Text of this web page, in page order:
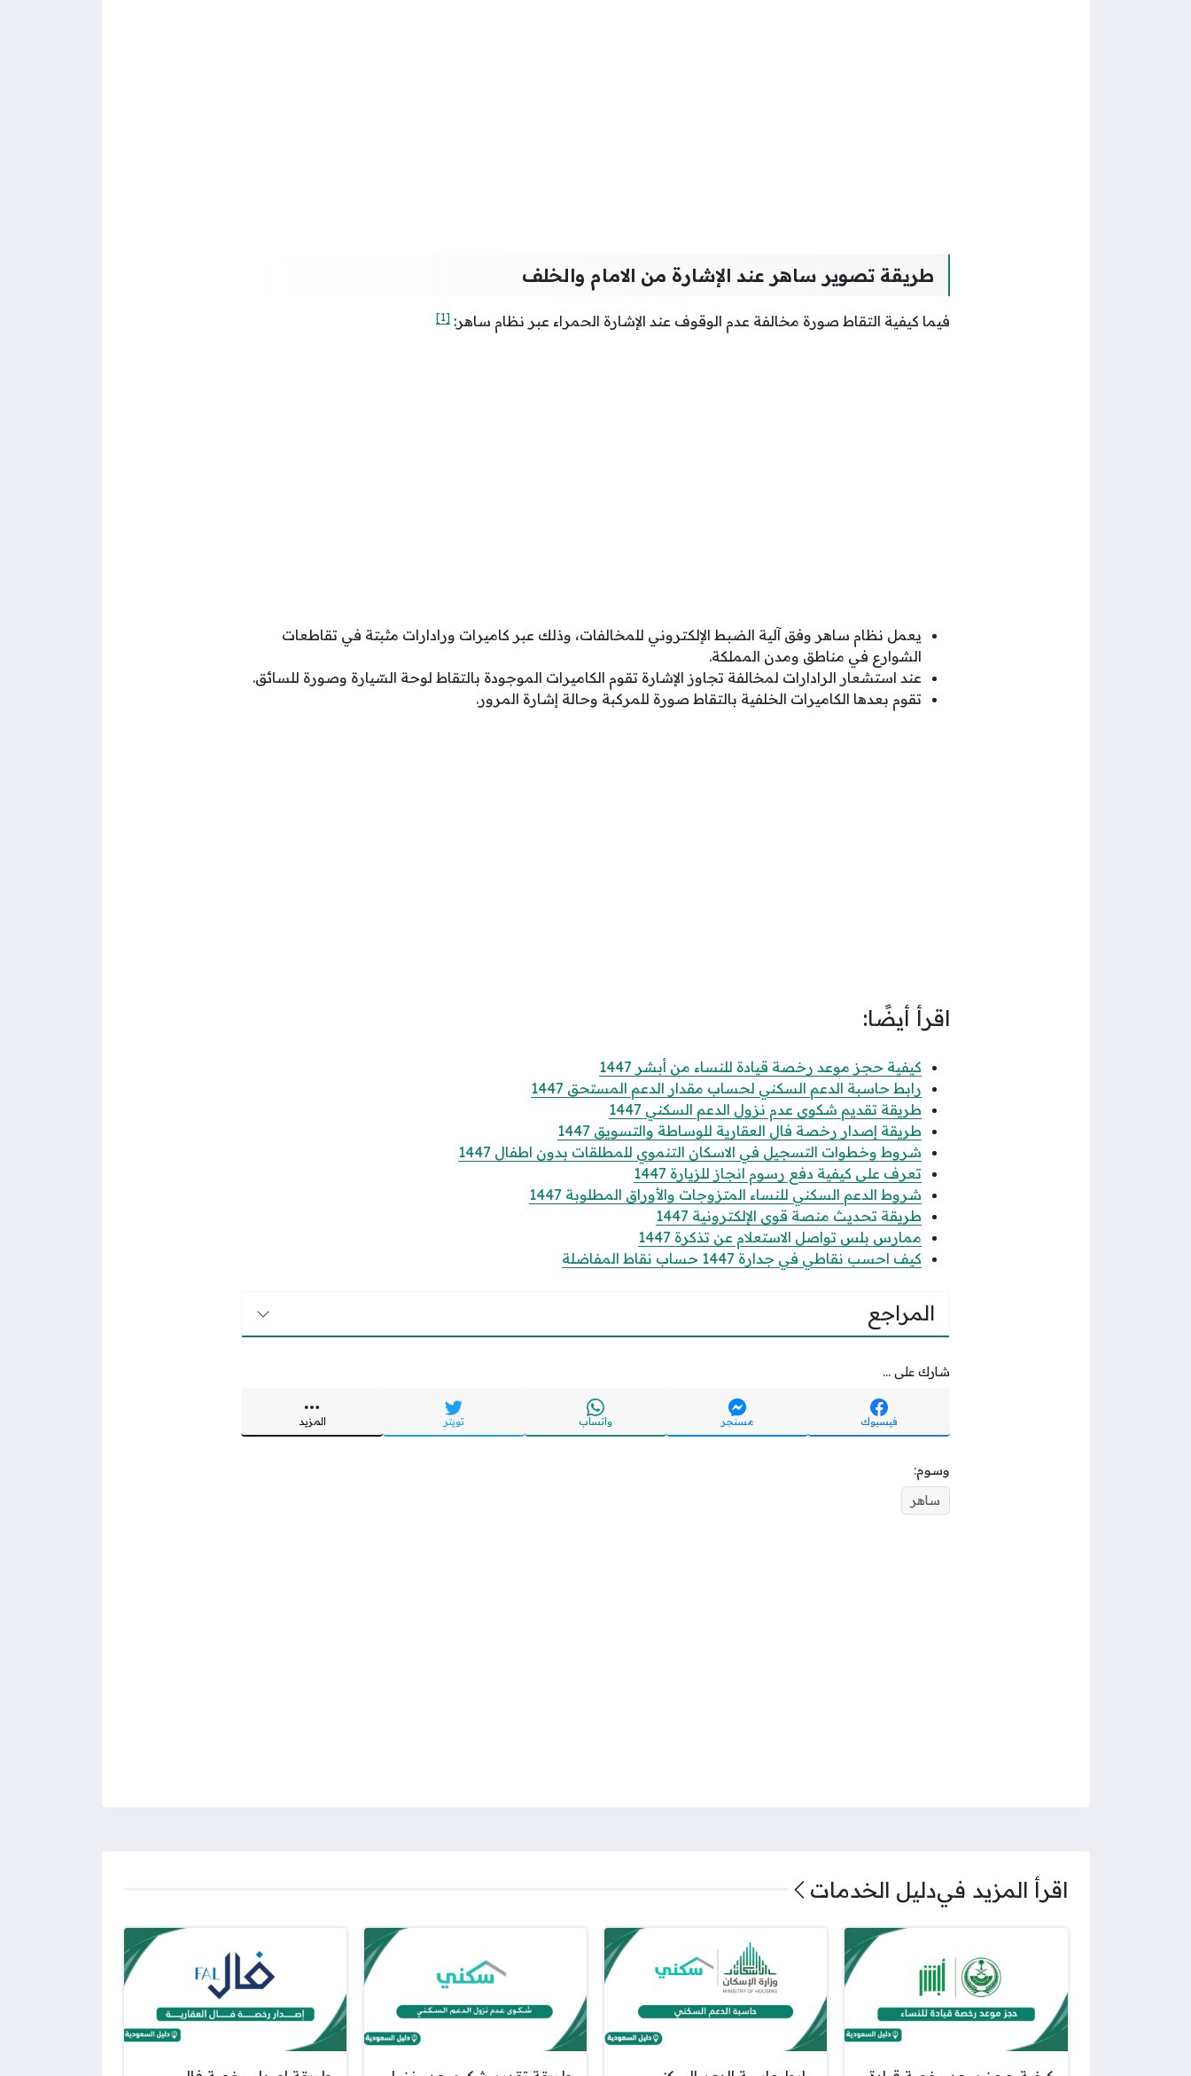
طريقة تصوير ساهر عند الإشارة من الامام والخلف
فيما كيفية التقاط صورة مخالفة عدم الوقوف عند الإشارة الحمراء عبر نظام ساهر: [1]
يعمل نظام ساهر وفق آلية الضبط الإلكتروني للمخالفات، وذلك عبر كاميرات ورادارات مثبتة في تقاطعات
الشوارع في مناطق ومدن المملكة.
عند استشعار الرادارات لمخالفة تجاوز الإشارة تقوم الكاميرات الموجودة بالتقاط لوحة السّيارة وصورة للسائق.
تقوم بعدها الكاميرات الخلفية بالتقاط صورة للمركبة وحالة إشارة المرور.
اقرأ أيضًا:
كيفية حجز موعد رخصة قيادة للنساء من أبشر 1447
رابط حاسبة الدعم السكني لحساب مقدار الدعم المستحق 1447
طريقة تقديم شكوى عدم نزول الدعم السكني 1447
طريقة إصدار رخصة فال العقارية للوساطة والتسويق 1447
شروط وخطوات التسجيل في الاسكان التنموي للمطلقات بدون اطفال 1447
تعرف على كيفية دفع رسوم انجاز للزيارة 1447
شروط الدعم السكني للنساء المتزوجات والأوراق المطلوبة 1447
طريقة تحديث منصة قوى الإلكترونية 1447
ممارس بلس تواصل الاستعلام عن تذكرة 1447
كيف احسب نقاطي في جدارة 1447 حساب نقاط المفاضلة
المراجع
شارك على ...
فيسبوك مسنجر واتساب تويتر المزيد
وسوم:
ساهر
اقرأ المزيد فيدليل الخدمات